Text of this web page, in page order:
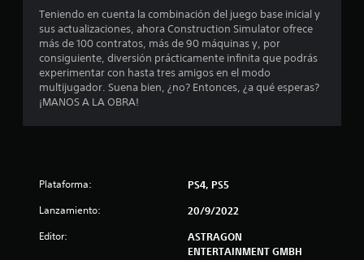
l
i
f
s
m
e
n
ú
s
s
n
e
i
Teniendo en cuenta la combinación del juego base inicial y
sus actualizaciones, ahora Construction Simulator ofrece
más de 100 contratos, más de 90 máquinas y, por
consiguiente, diversión prácticamente infinita que podrás
experimentar con hasta tres amigos en el modo
multijugador. Suena bien, ¿no? Entonces, ¿a qué esperas?
¡MANOS A LA OBRA!
Plataforma: PS4, PS5
Lanzamiento: 20/9/2022
Editor:
ASTRAGON
ENTERTAINMENT GMBH